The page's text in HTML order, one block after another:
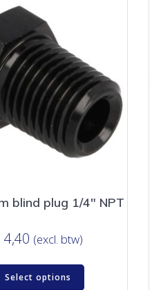
blind plug 1/4″ NPT
4,40 (excl. btw)
Select options